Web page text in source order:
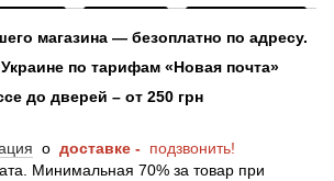
магазина — безоплатно по адресу.
по тарифам «Новая почта»
до дверей – от 250 грн
о доставке - подзвонить!
Минимальная 70% за товар при